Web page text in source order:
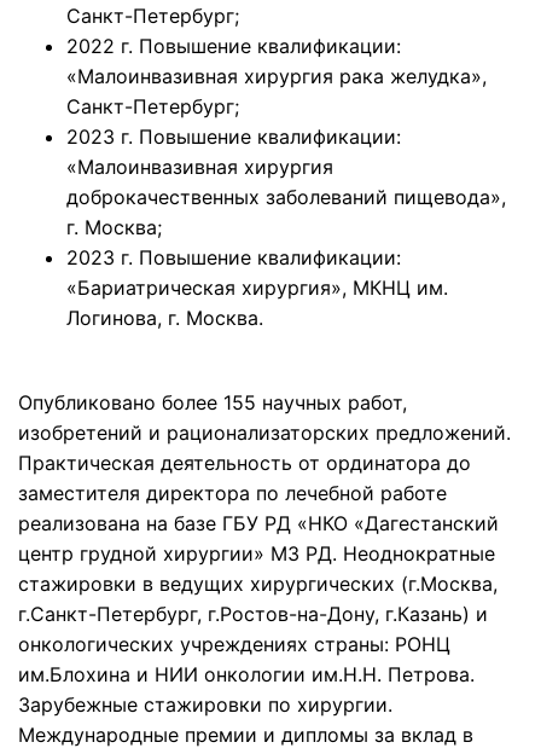
Санкт-Петербург;
2022 г. Повышение квалификации:
«Малоинвазивная хирургия рака желудка»,
Санкт-Петербург;
2023 г. Повышение квалификации:
«Малоинвазивная хирургия
доброкачественных заболеваний пищевода»,
г. Москва;
2023 г. Повышение квалификации:
«Бариатрическая хирургия», МКНЦ им.
Логинова, г. Москва.
Опубликовано более 155 научных работ,
изобретений и рационализаторских предложений.
Практическая деятельность от ординатора до
заместителя директора по лечебной работе
реализована на базе ГБУ РД «НКО «Дагестанский
центр грудной хирургии» МЗ РД. Неоднократные
стажировки в ведущих хирургических (г.Москва,
г.Санкт-Петербург, г.Ростов-на-Дону, г.Казань) и
онкологических учреждениях страны: РОНЦ
им.Блохина и НИИ онкологии им.Н.Н. Петрова.
Зарубежные стажировки по хирургии.
Международные премии и дипломы за вклад в